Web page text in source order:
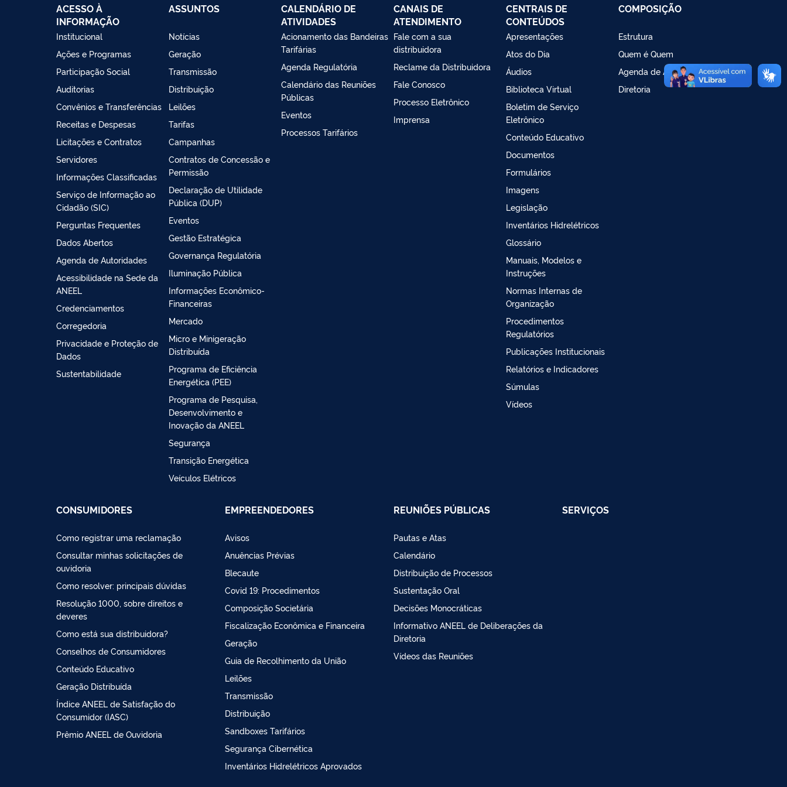
ACESSO À
INFORMAÇÃO
Institucional
Ações e Programas
Participação Social
Auditorias
Convênios e Transferências
Receitas e Despesas
Licitações e Contratos
Servidores
Informações Classificadas
Serviço de Informação ao
Cidadão (SIC)
Perguntas Frequentes
Dados Abertos
Agenda de Autoridades
Acessibilidade na Sede da
ANEEL
Credenciamentos
Corregedoria
Privacidade e Proteção de
Dados
Sustentabilidade
ASSUNTOS
Notícias
Geração
Transmissão
Distribuição
Leilões
Tarifas
Campanhas
Contratos de Concessão e
Permissão
Declaração de Utilidade
Pública (DUP)
Eventos
Gestão Estratégica
Governança Regulatória
Iluminação Pública
Informações Econômico-
Financeiras
Mercado
Micro e Minigeração
Distribuída
Programa de Eficiência
Energética (PEE)
Programa de Pesquisa,
Desenvolvimento e
Inovação da ANEEL
Segurança
Transição Energética
Veículos Elétricos
CALENDÁRIO DE
ATIVIDADES
Acionamento das Bandeiras
Tarifárias
Agenda Regulatória
Calendário das Reuniões
Públicas
Eventos
Processos Tarifários
CANAIS DE
ATENDIMENTO
Fale com a sua
distribuidora
Reclame da Distribuidora
Fale Conosco
Processo Eletrônico
Imprensa
CENTRAIS DE
CONTEÚDOS
Apresentações
Atos do Dia
Áudios
Biblioteca Virtual
Boletim de Serviço
Eletrônico
Conteúdo Educativo
Documentos
Formulários
Imagens
Legislação
Inventários Hidrelétricos
Glossário
Manuais, Modelos e
Instruções
Normas Internas de
Organização
Procedimentos
Regulatórios
Publicações Institucionais
Relatórios e Indicadores
Súmulas
Vídeos
COMPOSIÇÃO
Estrutura
Quem é Quem
Agenda de Autoridades
Diretoria
CONSUMIDORES
Como registrar uma reclamação
Consultar minhas solicitações de
ouvidoria
Como resolver: principais dúvidas
Resolução 1000, sobre direitos e
deveres
Como está sua distribuidora?
Conselhos de Consumidores
Conteúdo Educativo
Geração Distribuída
Índice ANEEL de Satisfação do
Consumidor (IASC)
Prêmio ANEEL de Ouvidoria
EMPREENDEDORES
Avisos
Anuências Prévias
Blecaute
Covid 19: Procedimentos
Composição Societária
Fiscalização Econômica e Financeira
Geração
Guia de Recolhimento da União
Leilões
Transmissão
Distribuição
Sandboxes Tarifários
Segurança Cibernética
Inventários Hidrelétricos Aprovados
REUNIÕES PÚBLICAS
Pautas e Atas
Calendário
Distribuição de Processos
Sustentação Oral
Decisões Monocráticas
Informativo ANEEL de Deliberações da
Diretoria
Vídeos das Reuniões
SERVIÇOS